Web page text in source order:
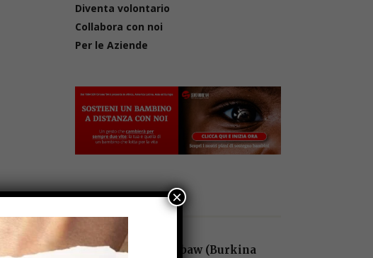
Diventa volontario
Collabora con noi
Per le Aziende
Altri progetti
Dobaw (Burkina
×